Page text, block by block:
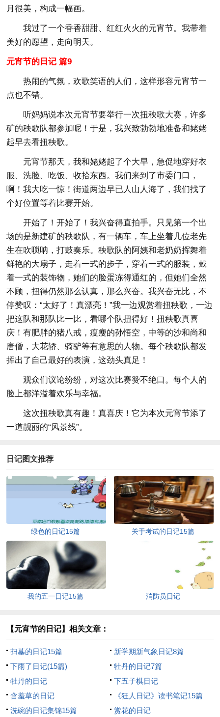
月很美，构成一幅画。
我过了一个香香甜甜、红红火火的元宵节。我带着
美好的愿望，走向明天。
元宵节的日记 篇9
热闹的气氛，欢歌笑语的人们，这样形容元宵节一
点也不错。
听妈妈说本次元宵节要举行一次扭秧歌大赛，许多
矿的秧歌队都参加呢！于是，我兴致勃勃地准备和姥姥
起早去看扭秧歌。
元宵节那天，我和姥姥起了个大早，急促地穿好衣
服、洗脸、吃饭、收拾东西。我们来到了市委门口，
啊！我大吃一惊！街道两边早已人山人海了，我们找了
个好位置等着比赛开始。
开始了！开始了！我兴奋得直拍手。只见第一个出
场的是新建矿的秧歌队，有一辆车，车上坐着几位老先
生在吹唢呐，打鼓奏乐。秧歌队的阿姨和老奶奶挥舞着
鲜艳的大扇子，走着一式的步子，穿着一式的服装，戴
着一式的装饰物，她们的脸蛋冻得通红的，但她们全然
不顾，扭得仍然那么认真，那么兴奋。我兴奋无比，不
停赞叹：“太好了！真漂亮！”我一边观赏着扭秧歌，一边
把这队和那队比一比，看哪个队扭得好！扭秧歌真喜
庆！有肥胖的猪八戒，瘦瘦的孙悟空，中等的沙和尚和
唐僧，大花轿、骑驴等有意思的人物。每个秧歌队都发
挥出了自己最好的表演，这劲头真足！
观众们议论纷纷，对这次比赛赞不绝口。每个人的
脸上都洋溢着欢乐与幸福。
这次扭秧歌真有趣！真喜庆！它为本次元宵节添了
一道靓丽的“风景线”。
日记图文推荐
绿色的日记15篇 关于考试的日记15篇
我的五一日记15篇 消防员日记
【元宵节的日记】相关文章：
扫墓的日记15篇
新学期新气象日记8篇
下雨了日记(15篇)
牡丹的日记7篇
牡丹的日记
下五子棋日记
含羞草的日记
《狂人日记》读书笔记15篇
洗碗的日记集锦15篇
赏花的日记